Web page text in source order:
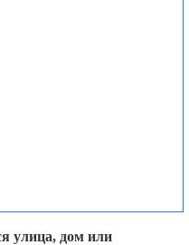
улица, дом или